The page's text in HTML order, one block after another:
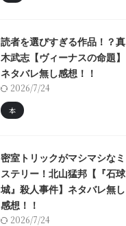
読者を選びすぎる作品！？真
木武志【ヴィーナスの命題】
ネタバレ無し感想！！
2026/7/24
本
密室トリックがマシマシなミ
ステリー！北山猛邦【『石球
城』殺人事件】ネタバレ無し
感想！！
2026/7/24